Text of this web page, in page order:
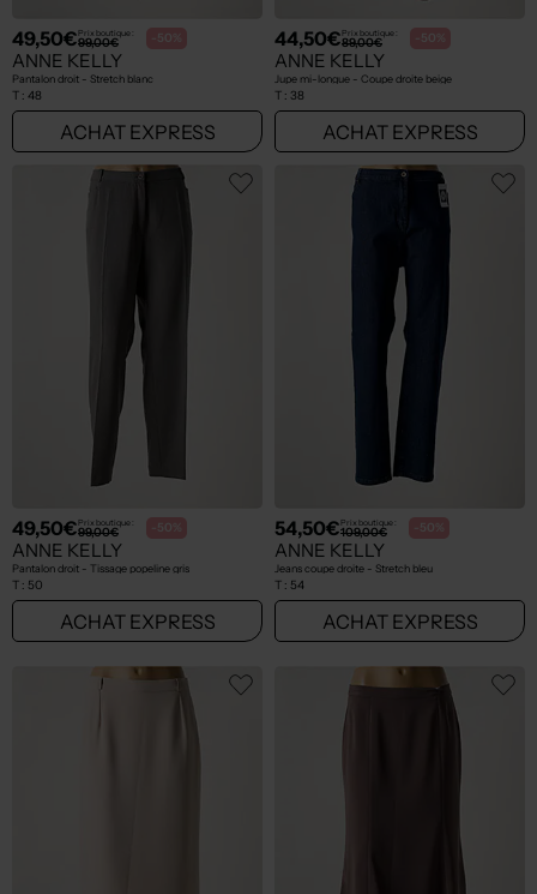
49,50€Prix boutique :
99,00€ -50%
ANNE KELLY
Pantalon droit - Stretch blanc
T : 48
ACHAT EXPRESS
44,50€Prix boutique :
89,00€ -50%
ANNE KELLY
Jupe mi-longue - Coupe droite beige
T : 38
ACHAT EXPRESS
49,50€Prix boutique :
99,00€ -50%
ANNE KELLY
Pantalon droit - Tissage popeline gris
T : 50
ACHAT EXPRESS
54,50€Prix boutique :
109,00€ -50%
ANNE KELLY
Jeans coupe droite - Stretch bleu
T : 54
ACHAT EXPRESS